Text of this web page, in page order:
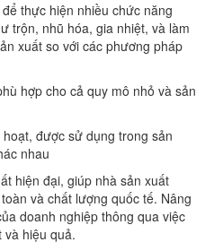
thực hiện nhiều chức năng
trộn, nhũ hóa, gia nhiệt, và làm
xuất so với các phương pháp
hợp cho cả quy mô nhỏ và sản
được sử dụng trong sản
nhau
hiện đại, giúp nhà sản xuất
và chất lượng quốc tế. Nâng
doanh nghiệp thông qua việc
và hiệu quả.